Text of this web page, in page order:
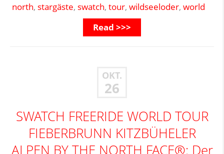
north, stargäste, swatch, tour, wildseeloder, world
Read >>>
OKT.
26
SWATCH FREERIDE WORLD TOUR
FIEBERBRUNN KITZBÜHELER
ALPEN BY THE NORTH FACE®: Der